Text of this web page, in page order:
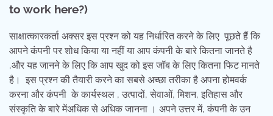
to work here?)
साक्षात्कारकर्ता अक्सर इस प्रश्न को यह निर्धारित करने के लिए पूछते हैं कि
आपने कंपनी पर शोध किया या नहीं या आप कंपनी के बारे कितना जानते है
,और यह जानने के लिए कि आप खुद को इस जॉब के लिए कितना फिट मानते
है। इस प्रश्न की तैयारी करने का सबसे अच्छा तरीका है अपना होमवर्क
करना और कंपनी के कार्यस्थल , उत्पादों, सेवाओं, मिशन, इतिहास और
संस्कृति के बारे मेंअधिक से अधिक जानना । अपने उत्तर में, कंपनी के उन